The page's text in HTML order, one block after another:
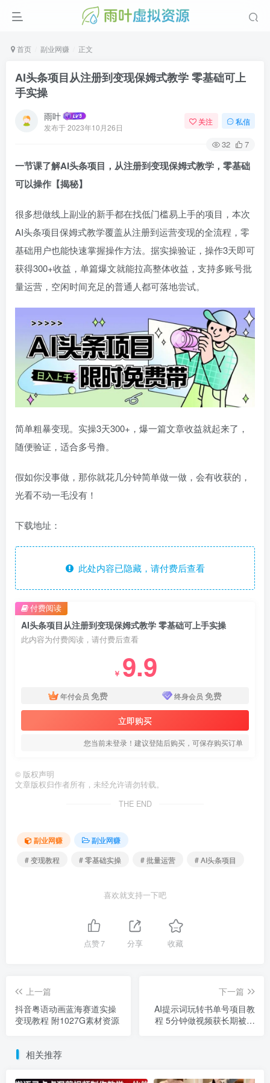
首页 副业网赚 正文
AI头条项目从注册到变现保姆式教学 零基础可上
手实操
雨叶
发布于2023年10月26日
关注 私信
32 7
一节课了解AI头条项目，从注册到变现保姆式教学，零基础
可以操作【揭秘】
很多想做线上副业的新手都在找低门槛易上手的项目，本次
AI头条项目保姆式教学覆盖从注册到运营变现的全流程，零
基础用户也能快速掌握操作方法。据实操验证，操作3天即可
获得300+收益，单篇爆文就能拉高整体收益，支持多账号批
量运营，空闲时间充足的普通人都可落地尝试。
简单粗暴变现。实操3天300+，爆一篇文章收益就起来了，
随便验证，适合多号撸。
假如你没事做，那你就花几分钟简单做一做，会有收获的，
光看不动一毛没有！
下载地址：
此处内容已隐藏，请付费后查看
AI头条项目从注册到变现保姆式教学 零基础可上手实操
此内容为付费阅读，请付费后查看
￥ 9.9
年付会员 免费 终身会员 免费
立即购买
您当前未登录！建议登陆后购买，可保存购买订单
付费阅读
© 版权声明
文章版权归作者所有，未经允许请勿转载。
THE END
副业网赚
副业网赚
# 变现教程
# 零基础实操 # 批量运营 # AI头条项目
喜欢就支持一下吧
点赞7 分享 收藏
上一篇
抖音粤语动画蓝海赛道实操
变现教程 附1027G素材资源
下一篇
AI提示词玩转书单号项目教
程 5分钟做视频获长期被动
相关推荐